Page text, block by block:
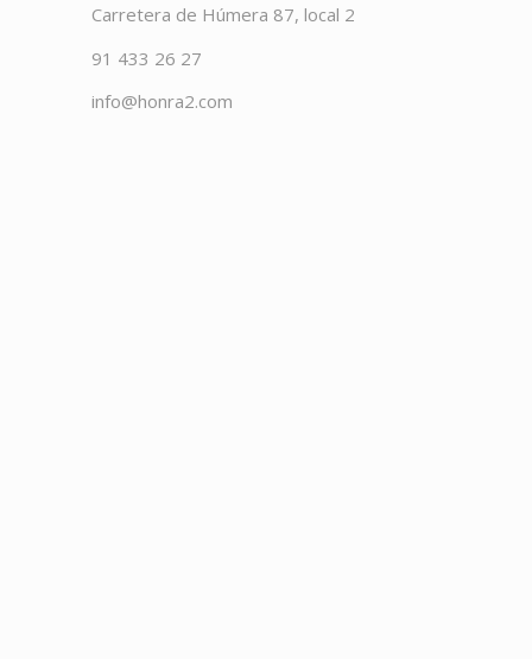
Carretera de Húmera 87, local 2
91 433 26 27
info@honra2.com